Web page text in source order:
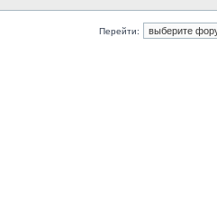
Перейти: